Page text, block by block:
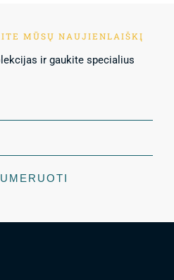
MŪSŲ NAUJIENLAIŠKĮ
ir gaukite specialius